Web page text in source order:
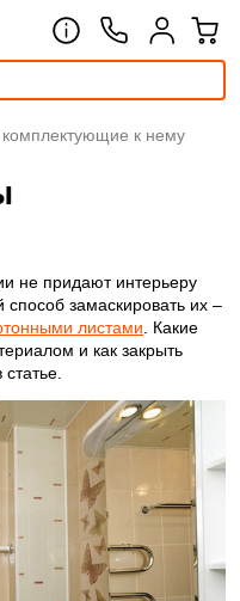
комплектующие к нему
не придают интерьеру
замаскировать их –
листами . Какие
и как закрыть